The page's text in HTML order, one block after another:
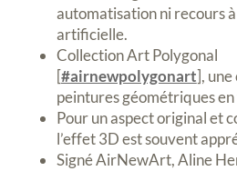
automatisation ni recours
artificielle.
Collection Art Polygonal
[#airnewpolygonart],
peintures géométriques
Pour un aspect original et
l’effet 3D est souvent
Signé AirNewArt, Aline